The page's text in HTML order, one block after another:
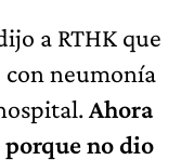
a RTHK que
con neumonía
Ahora
no dio